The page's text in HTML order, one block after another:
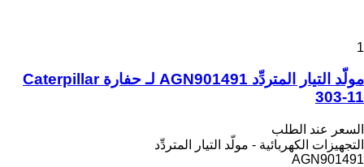
1
مولّد التيار المتردِّد AGN901491 لـ حفارة Caterpillar
303-11
السعر عند الطلب
التجهيزات الكهربائية - مولّد التيار المتردِّد
AGN901491